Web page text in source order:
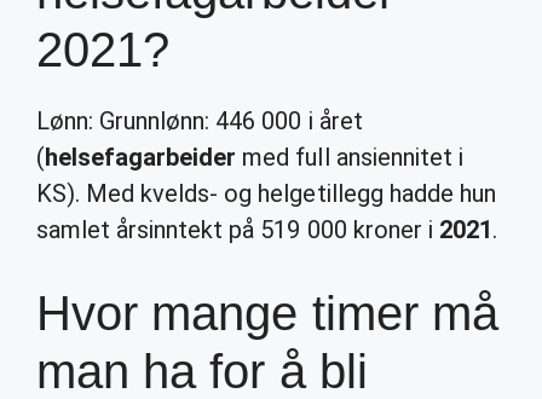
2021?
Lønn: Grunnlønn: 446 000 i året
(helsefagarbeider med full ansiennitet i
KS). Med kvelds- og helgetillegg hadde hun
samlet årsinntekt på 519 000 kroner i 2021.
Hvor mange timer må
man ha for å bli